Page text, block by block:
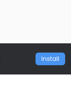
Install